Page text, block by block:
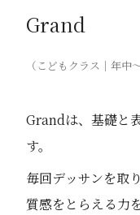
Grand
（こどもクラス｜年中
Grandは、基礎と
す。
毎回デッサンを取
質感をとらえる力